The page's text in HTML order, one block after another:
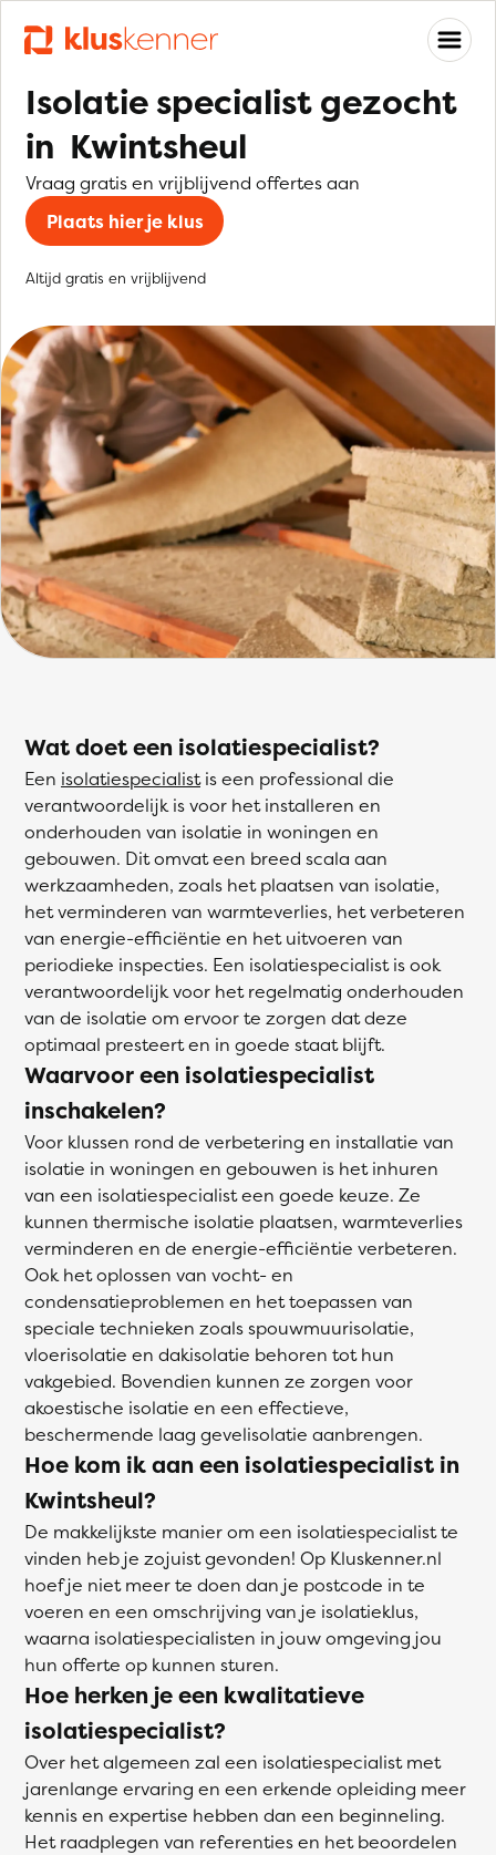
Isolatie specialist gezocht
in Kwintsheul
Vraag gratis en vrijblijvend offertes aan
Plaats hier je klus
Altijd gratis en vrijblijvend
Wat doet een isolatiespecialist?
Een isolatiespecialistis een professional die
verantwoordelijk is voor het installeren en
onderhouden van isolatie in woningen en
gebouwen. Dit omvat een breed scala aan
werkzaamheden, zoals het plaatsen van isolatie,
het verminderen van warmteverlies, het verbeteren
van energie-efficiëntie en het uitvoeren van
periodieke inspecties. Een isolatiespecialist is ook
verantwoordelijk voor het regelmatig onderhouden
van de isolatie om ervoor te zorgen dat deze
optimaal presteert en in goede staat blijft.
Waarvoor een isolatiespecialist
inschakelen?
Voor klussen rond de verbetering en installatie van
isolatie in woningen en gebouwen is het inhuren
van een isolatiespecialist een goede keuze. Ze
kunnen thermische isolatie plaatsen, warmteverlies
verminderen en de energie-efficiëntie verbeteren.
Ook het oplossen van vocht- en
condensatieproblemen en het toepassen van
speciale technieken zoals spouwmuurisolatie,
vloerisolatie en dakisolatie behoren tot hun
vakgebied. Bovendien kunnen ze zorgen voor
akoestische isolatie en een effectieve,
beschermende laag gevelisolatie aanbrengen.
Hoe kom ik aan een isolatiespecialist in
Kwintsheul?
De makkelijkste manier om een isolatiespecialist te
vinden heb je zojuist gevonden! Op Kluskenner.nl
hoef je niet meer te doen dan je postcode in te
voeren en een omschrijving van je isolatieklus,
waarna isolatiespecialisten in jouw omgeving jou
hun offerte op kunnen sturen.
Hoe herken je een kwalitatieve
isolatiespecialist?
Over het algemeen zal een isolatiespecialist met
jarenlange ervaring en een erkende opleiding meer
kennis en expertise hebben dan een beginneling.
Het raadplegen van referenties en het beoordelen